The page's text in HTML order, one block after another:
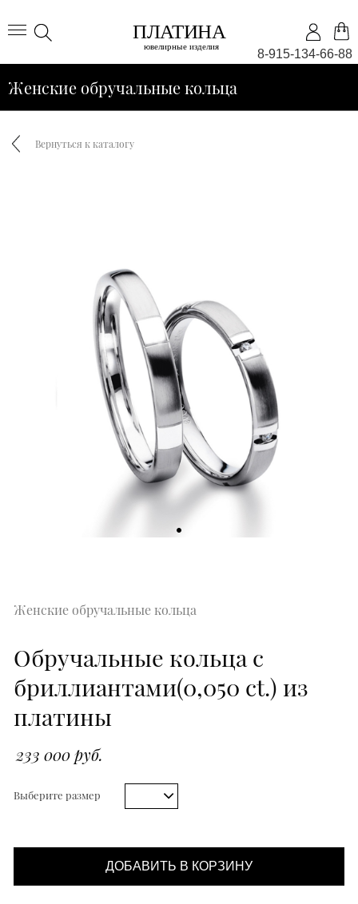
8-915-134-66-88
Женские обручальные кольца
Вернуться к каталогу
Женские обручальные кольца
Обручальные кольца с
бриллиантами(0,050 ct.) из
платины
233 000 руб.
Выберите размер
ДОБАВИТЬ В КОРЗИНУ